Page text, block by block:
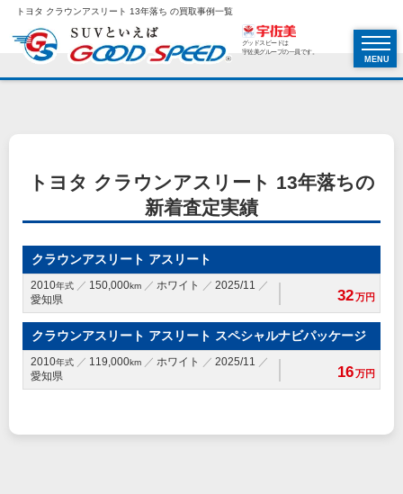
トヨタ クラウンアスリート 13年落ち の買取事例一覧
グッドスピードは
宇佐美グループの一員です。
MENU
トヨタ クラウンアスリート 13年落ちの
新着査定実績
クラウンアスリート アスリート
2010年式 150,000km ホワイト
2025/11
愛知県
32万円
クラウンアスリート アスリート スペシャルナビパッケージ
2010年式 119,000km ホワイト
2025/11
愛知県
16万円